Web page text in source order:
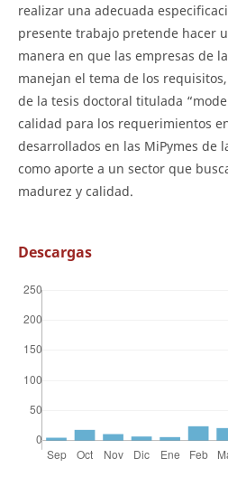
realizar una adecuada
presente trabajo pretende hacer
manera en que las empresas de
manejan el tema de los
de la tesis doctoral titulada
calidad para los requerimientos
desarrollados en las MiPymes de
como aporte a un sector que
madurez y calidad.
Descargas